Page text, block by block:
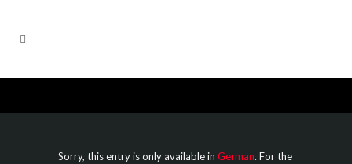
Sorry, this entry is only available in German. For the